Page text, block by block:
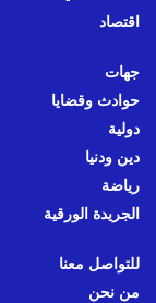
اقتصاد
جهات
حوادث وقضايا
دولية
دين ودنيا
رياضة
الجريدة الورقية
للتواصل معنا
من نحن